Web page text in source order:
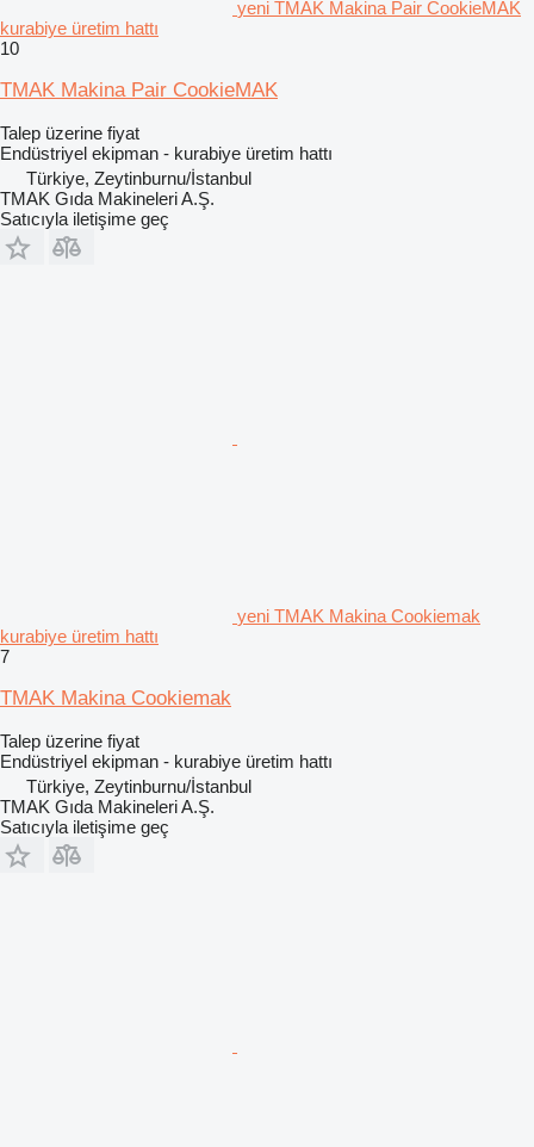
yeni TMAK Makina Pair CookieMAK
kurabiye üretim hattı
10
TMAK Makina Pair CookieMAK
Talep üzerine fiyat
Endüstriyel ekipman - kurabiye üretim hattı
Türkiye, Zeytinburnu/İstanbul
TMAK Gıda Makineleri A.Ş.
Satıcıyla iletişime geç
yeni TMAK Makina Cookiemak
kurabiye üretim hattı
7
TMAK Makina Cookiemak
Talep üzerine fiyat
Endüstriyel ekipman - kurabiye üretim hattı
Türkiye, Zeytinburnu/İstanbul
TMAK Gıda Makineleri A.Ş.
Satıcıyla iletişime geç